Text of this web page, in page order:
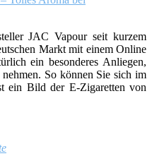
JAC Vapour seit kurzem
Markt mit einem Online
ein besonderes Anliegen,
So können Sie sich im
ein Bild der E-Zigaretten von